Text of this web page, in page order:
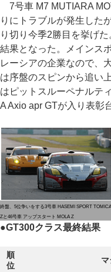
7号車 M7 MUTIARA
りにトラブルが発生した
り切り今季2勝目を挙げ
結果となった。メインス
レーシアの企業なので、
は序盤のスピンから追い
はピットスルーペナルテ
A Axio apr GTが入り表彰
終盤、5位争いをする3号車 HASEMI SPORT TOMICA
Zと46号車 アップスタート MOLA Z
●GT300クラス最終結果
順
位
マ